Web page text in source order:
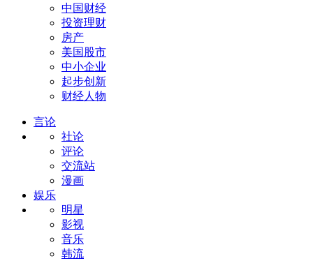
中国财经
投资理财
房产
美国股市
中小企业
起步创新
财经人物
言论
社论
评论
交流站
漫画
娱乐
明星
影视
音乐
韩流